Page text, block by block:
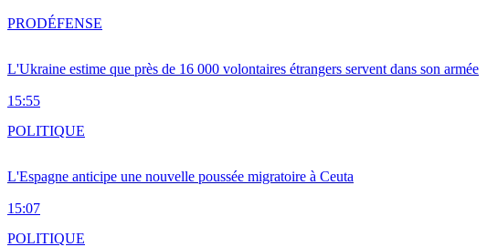
L'Ukraine estime que près de 16 000 volontaires étrangers servent dans son armée
15:55
PRODÉFENSE
L'Espagne anticipe une nouvelle poussée migratoire à Ceuta
15:07
POLITIQUE
POLITIQUE